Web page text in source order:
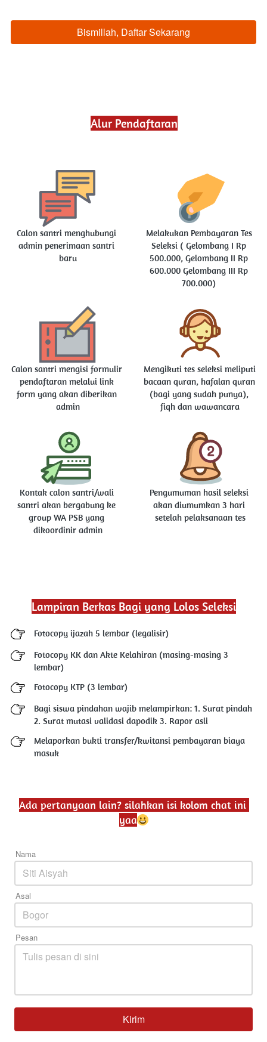
`Bismillah, Daftar Sekarang
Alur Pendaftaran
Calon santri menghubungi
admin penerimaan santri
baru
Melakukan Pembayaran Tes
Seleksi ( Gelombang I Rp
500.000, Gelombang II Rp
600.000 Gelombang III Rp
700.000)
Calon santri mengisi formulir
pendaftaran melalui link
form yang akan diberikan
admin
Mengikuti tes seleksi meliputi
bacaan quran, hafalan quran
(bagi yang sudah punya),
fiqh dan wawancara
Kontak calon santri/wali
santri akan bergabung ke
group WA PSB yang
dikoordinir admin
Pengumuman hasil seleksi
akan diumumkan 3 hari
setelah pelaksanaan tes
Lampiran Berkas Bagi yang Lolos Seleksi
Fotocopy ijazah 5 lembar (legalisir)
Fotocopy KK dan Akte Kelahiran (masing-masing 3
lembar)
Fotocopy KTP (3 lembar)
Bagi siswa pindahan wajib melampirkan: 1. Surat pindah
2. Surat mutasi validasi dapodik 3. Rapor asli
Melaporkan bukti transfer/kwitansi pembayaran biaya
masuk
Ada pertanyaan lain? silahkan isi kolom chat ini
yaa
Nama
Asal
Pesan
`Kirim